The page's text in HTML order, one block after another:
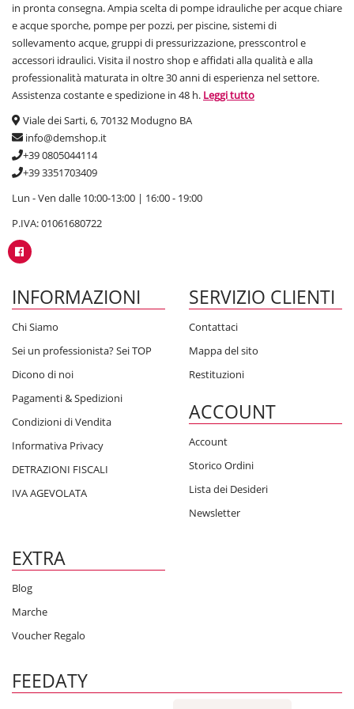
in pronta consegna. Ampia scelta di pompe idrauliche per acque chiare
e acque sporche, pompe per pozzi, per piscine, sistemi di
sollevamento acque, gruppi di pressurizzazione, presscontrol e
accessori idraulici. Visita il nostro shop e affidati alla qualità e alla
professionalità maturata in oltre 30 anni di esperienza nel settore.
Assistenza costante e spedizione in 48 h. Leggi tutto
Viale dei Sarti, 6, 70132 Modugno BA
info@demshop.it
+39 0805044114
+39 3351703409
Lun - Ven dalle 10:00-13:00 | 16:00 - 19:00
P.IVA: 01061680722
INFORMAZIONI
Chi Siamo
Sei un professionista? Sei TOP
Dicono di noi
Pagamenti & Spedizioni
Condizioni di Vendita
Informativa Privacy
DETRAZIONI FISCALI
IVA AGEVOLATA
SERVIZIO CLIENTI
Contattaci
Mappa del sito
Restituzioni
ACCOUNT
Account
Storico Ordini
Lista dei Desideri
Newsletter
EXTRA
Blog
Marche
Voucher Regalo
FEEDATY